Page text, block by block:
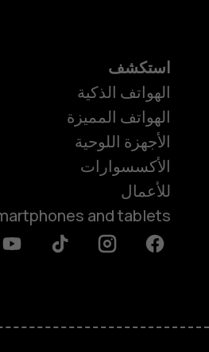
استكشف
الهواتف الذكية
الهواتف المميزة
الأجهزة اللوحية
الأكسسوارات
للأعمال
and tablets
Facebook
Instagram
Tiktok